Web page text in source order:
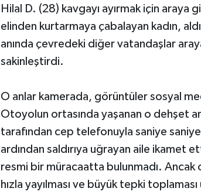
Hilal D. (28) kavgayı ayırmak için araya
elinden kurtarmaya çabalayan kadın,
anında çevredeki diğer vatandaşlar
sakinleştirdi.
O anlar kamerada, görüntüler sosyal
Otoyolun ortasında yaşanan o dehşet
tarafından cep telefonuyla saniye
ardından saldırıya uğrayan aile
resmi bir müracaatta bulunmadı.
hızla yayılması ve büyük tepki